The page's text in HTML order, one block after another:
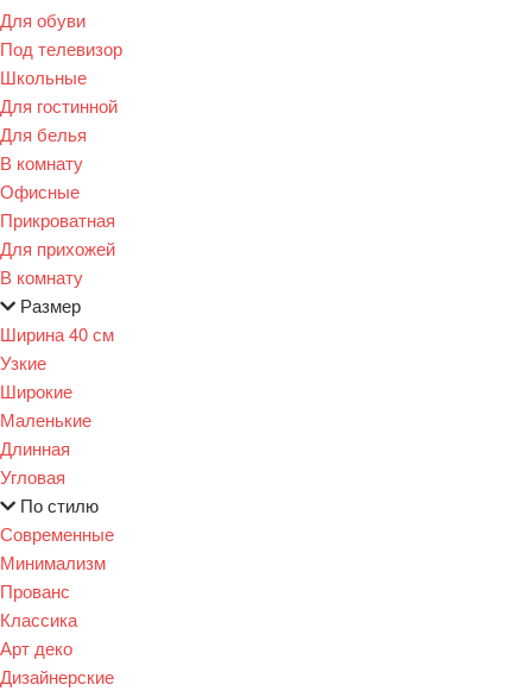
Для обуви
Под телевизор
Школьные
Для гостинной
Для белья
В комнату
Офисные
Прикроватная
Для прихожей
В комнату
Размер
Ширина 40 см
Узкие
Широкие
Маленькие
Длинная
Угловая
По стилю
Современные
Минимализм
Прованс
Классика
Арт деко
Дизайнерские